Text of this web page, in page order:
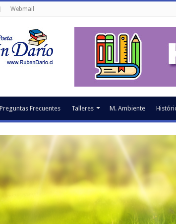
Webmail
Preguntas Frecuentes Talleres M. Ambiente